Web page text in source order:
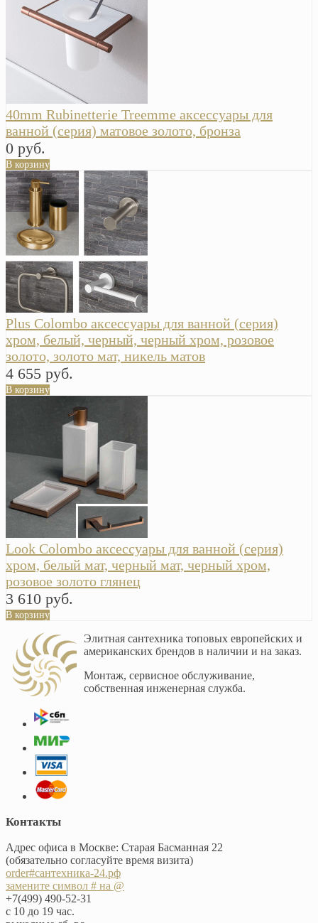
40mm Rubinetterie Treemme аксессуары для
ванной (серия) матовое золото, бронза
0 руб.
В корзину
Plus Colombo аксессуары для ванной (серия)
хром, белый, черный, черный хром, розовое
золото, золото мат, никель матов
4 655 руб.
В корзину
Look Colombo аксессуары для ванной (серия)
хром, белый мат, черный мат, черный хром,
розовое золото глянец
3 610 руб.
В корзину
Элитная сантехника топовых европейских и
американских брендов в наличии и на заказ.
Монтаж, сервисное обслуживание,
собственная инженерная служба.
Контакты
Адрес офиса в Москве: Старая Басманная 22
(обязательно согласуйте время визита)
order#сантехника-24.рф
замените символ # на @
+7(499) 490-52-31
с 10 до 19 час.